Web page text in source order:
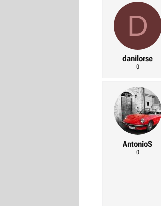
D
danilorse
0
AntonioS
0